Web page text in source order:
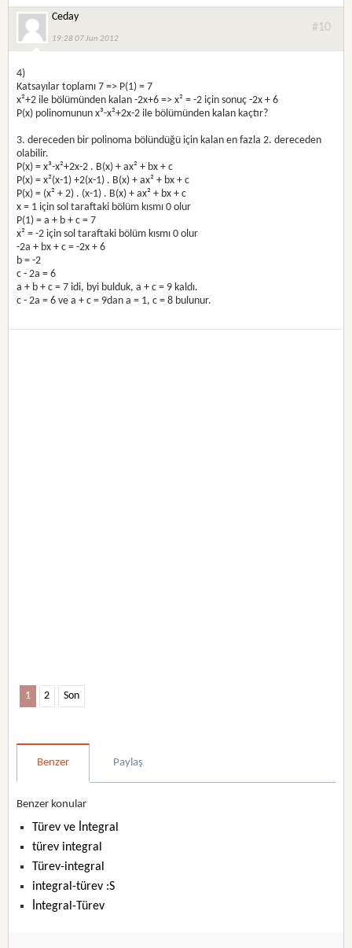
Ceday
19:28 07 Jun 2012
#10
4)
Katsayılar toplamı 7 => P(1) = 7
x²+2 ile bölümünden kalan -2x+6 => x² = -2 için sonuç -2x + 6
P(x) polinomunun x³-x²+2x-2 ile bölümünden kalan kaçtır?
3. dereceden bir polinoma bölündüğü için kalan en fazla 2. dereceden
olabilir.
P(x) = x³-x²+2x-2 . B(x) + ax² + bx + c
P(x) = x²(x-1) +2(x-1) . B(x) + ax² + bx + c
P(x) = (x² + 2) . (x-1) . B(x) + ax² + bx + c
x = 1 için sol taraftaki bölüm kısmı 0 olur
P(1) = a + b + c = 7
x² = -2 için sol taraftaki bölüm kısmı 0 olur
-2a + bx + c = -2x + 6
b = -2
c - 2a = 6
a + b + c = 7 idi, byi bulduk, a + c = 9 kaldı.
c - 2a = 6 ve a + c = 9dan a = 1, c = 8 bulunur.
1 2 Son
Benzer Paylaş
Benzer konular
Türev ve İntegral
türev integral
Türev-integral
integral-türev :S
İntegral-Türev